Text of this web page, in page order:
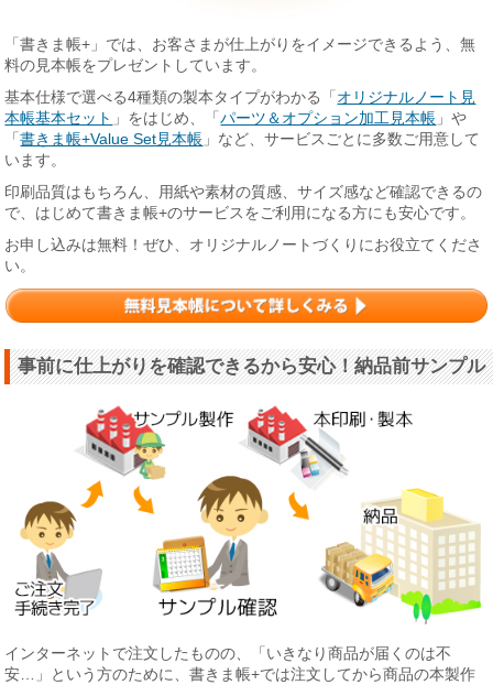
「書きま帳+」では、お客さまが仕上がりをイメージできるよう、無
料の見本帳をプレゼントしています。
基本仕様で選べる4種類の製本タイプがわかる「 オリジナルノート見
本帳基本セット 」をはじめ、「パーツ＆オプション加工見本帳 」や
「書きま帳+Value Set見本帳 」など、サービスごとに多数ご用意して
います。
印刷品質はもちろん、用紙や素材の質感、サイズ感など確認できるの
で、はじめて書きま帳+のサービスをご利用になる方にも安心です。
お申し込みは無料！ぜひ、オリジナルノートづくりにお役立てくださ
い。
事前に仕上がりを確認できるから安心！納品前サンプル
インターネットで注文したものの、「いきなり商品が届くのは不
安…」という方のために、書きま帳+では注文してから商品の本製作